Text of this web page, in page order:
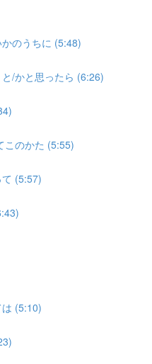
のうちに (5:48)
/かと思ったら (6:26)
このかた (5:55)
(5:57)
(5:10)